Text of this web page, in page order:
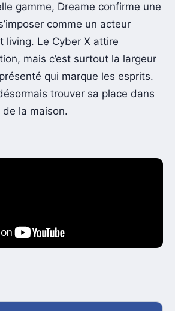
gamme, Dreame confirme une
comme un acteur
living. Le Cyber X attire
mais c’est surtout la largeur
qui marque les esprits.
trouver sa place dans
la maison.